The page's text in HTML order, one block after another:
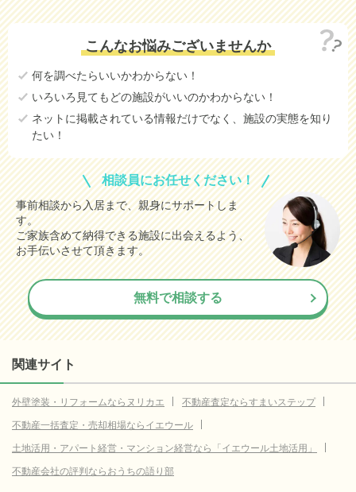
こんなお悩みございませんか
何を調べたらいいかわからない！
いろいろ見てもどの施設がいいのかわからない！
ネットに掲載されている情報だけでなく、施設の実態を知り
たい！
相談員にお任せください！
事前相談から入居まで、親身にサポートしま
す。
ご家族含めて納得できる施設に出会えるよう、
お手伝いさせて頂きます。
無料で相談する
関連サイト
外壁塗装・リフォームならヌリカエ
不動産査定ならすまいステップ
不動産一括査定・売却相場ならイエウール
土地活用・アパート経営・マンション経営なら「イエウール土地活用」
不動産会社の評判ならおうちの語り部